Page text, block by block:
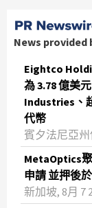
News provided
Eightco
為 3.78 億美
Industries、
代幣
賓夕法尼亞州
MetaOptics
申請 並押後
新加坡, 8月 7